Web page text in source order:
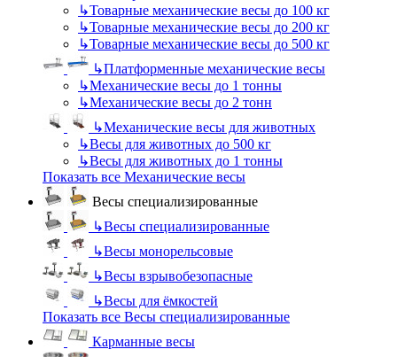
↳Товарные механические весы до 100 кг
↳Товарные механические весы до 200 кг
↳Товарные механические весы до 500 кг
↳Платформенные механические весы
↳Механические весы до 1 тонны
↳Механические весы до 2 тонн
↳Механические весы для животных
↳Весы для животных до 500 кг
↳Весы для животных до 1 тонны
Показать все Механические весы
Весы специализированные
↳Весы специализированные
↳Весы монорельсовые
↳Весы взрывобезопасные
↳Весы для ёмкостей
Показать все Весы специализированные
Карманные весы